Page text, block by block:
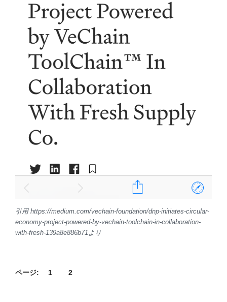
引用 https://medium.com/vechain-foundation/dnp-initiates-circular-
economy-project-powered-by-vechain-toolchain-in-collaboration-
with-fresh-139a8e886b71より
ページ: 1 2